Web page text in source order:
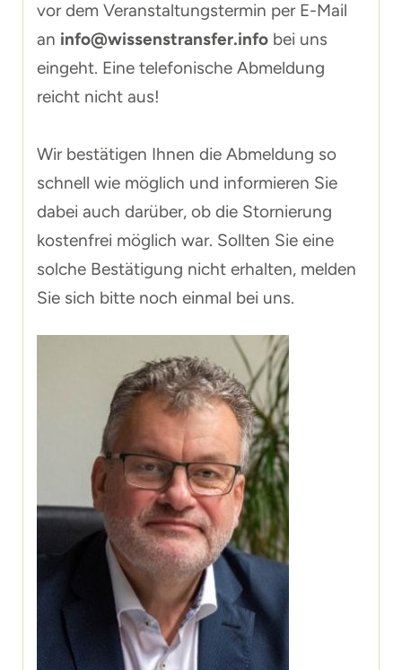
vor dem Veranstaltungstermin per E-Mail
an info@wissenstransfer.info bei uns
eingeht. Eine telefonische Abmeldung
reicht nicht aus!
Wir bestätigen Ihnen die Abmeldung so
schnell wie möglich und informieren Sie
dabei auch darüber, ob die Stornierung
kostenfrei möglich war. Sollten Sie eine
solche Bestätigung nicht erhalten, melden
Sie sich bitte noch einmal bei uns.